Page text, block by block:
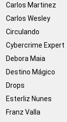
Carlos Martinez
Carlos Wesley
Circulando
Cybercrime Expert
Debora Maia
Destino Mágico
Drops
Esterliz Nunes
Franz Valla